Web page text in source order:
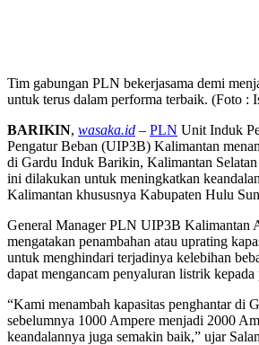
Tim gabungan PLN bekerjasama demi
untuk terus dalam performa terbaik. (Foto :
BARIKIN, wasaka.id – PLN Unit Induk
Pengatur Beban (UIP3B) Kalimantan
di Gardu Induk Barikin, Kalimantan
ini dilakukan untuk meningkatkan
Kalimantan khususnya Kabupaten Hulu
General Manager PLN UIP3B Kalimantan
mengatakan penambahan atau uprating
untuk menghindari terjadinya kelebihan
dapat mengancam penyaluran listrik kepada
“Kami menambah kapasitas penghantar di
sebelumnya 1000 Ampere menjadi 2000
keandalannya juga semakin baik,” ujar